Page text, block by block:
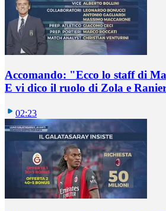
Accomando: "Ecco lo staff di
E vi dico il ruolo di Zola e
02:23